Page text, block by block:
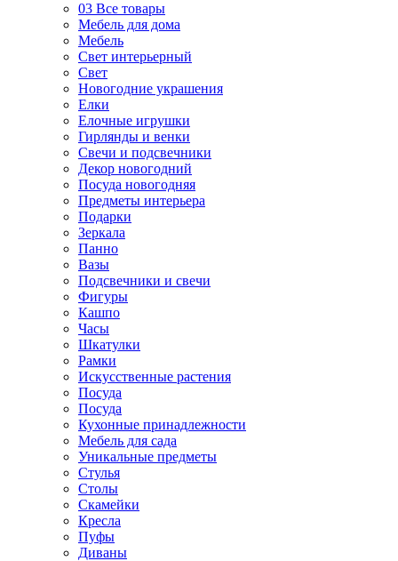
03 Все товары
Мебель для дома
Мебель
Свет интерьерный
Свет
Новогодние украшения
Елки
Елочные игрушки
Гирлянды и венки
Свечи и подсвечники
Декор новогодний
Посуда новогодняя
Предметы интерьера
Подарки
Зеркала
Панно
Вазы
Подсвечники и свечи
Фигуры
Кашпо
Часы
Шкатулки
Рамки
Искусственные растения
Посуда
Посуда
Кухонные принадлежности
Мебель для сада
Уникальные предметы
Стулья
Столы
Скамейки
Кресла
Пуфы
Диваны